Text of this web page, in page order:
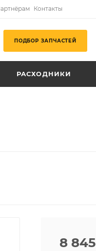
Контакты
ПОДБОР ЗАПЧАСТЕЙ
РАСХОДНИКИ
8 845